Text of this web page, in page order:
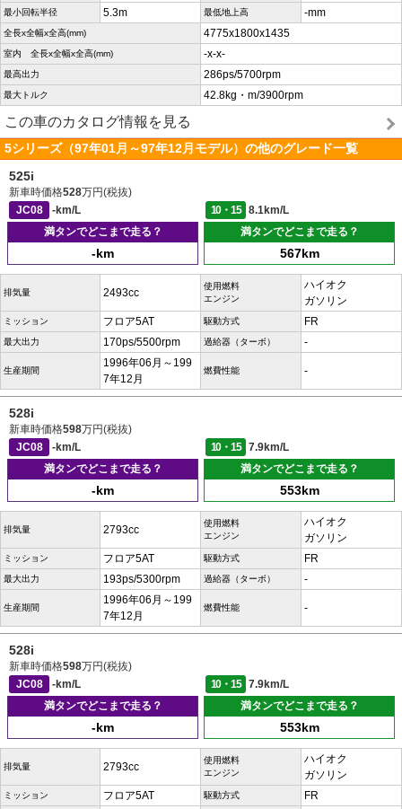
最小回転半径 5.3m 最低地上高 -mm
全長x全幅x全高(mm) 4775x1800x1435
室内 全長x全幅x全高(mm) -x-x-
最高出力 286ps/5700rpm
最大トルク 42.8kg・m/3900rpm
この車のカタログ情報を見る
5シリーズ（97年01月～97年12月モデル）の他のグレード一覧
525i
新車時価格528万円(税抜)
JC08
-km/L 10・15
8.1km/L
満タンでどこまで走る？
-km
満タンでどこまで走る？
567km
排気量 2493cc
使用燃料
エンジン
ハイオク
ガソリン
ミッション フロア5AT 駆動方式 FR
最大出力 170ps/5500rpm 過給器（ターボ） -
生産期間
1996年06月～199
7年12月
燃費性能 -
528i
新車時価格598万円(税抜)
JC08
-km/L 10・15
7.9km/L
満タンでどこまで走る？
-km
満タンでどこまで走る？
553km
排気量 2793cc
使用燃料
エンジン
ハイオク
ガソリン
ミッション フロア5AT 駆動方式 FR
最大出力 193ps/5300rpm 過給器（ターボ） -
生産期間
1996年06月～199
7年12月
燃費性能 -
528i
新車時価格598万円(税抜)
JC08
-km/L 10・15
7.9km/L
満タンでどこまで走る？
-km
満タンでどこまで走る？
553km
排気量 2793cc
使用燃料
エンジン
ハイオク
ガソリン
ミッション フロア5AT 駆動方式 FR